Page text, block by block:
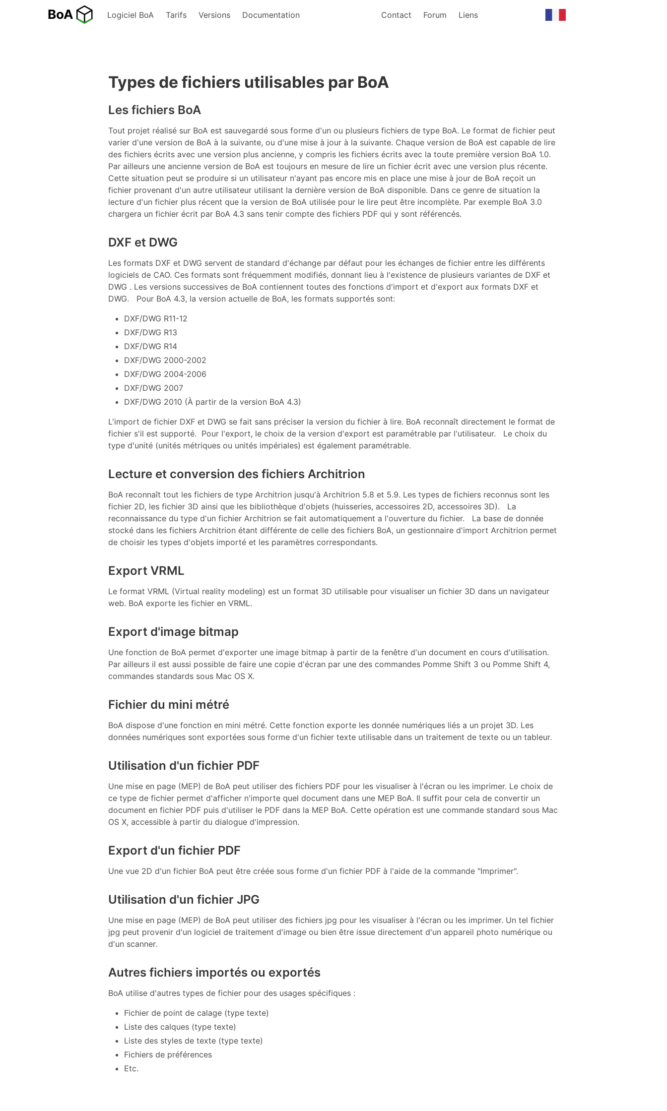
Logiciel BoA Tarifs Versions Documentation Contact Forum Liens
Types de fichiers utilisables par BoA
Les fichiers BoA
Tout projet réalisé sur BoA est sauvegardé sous forme d'un ou plusieurs fichiers de type BoA. Le format de fichier peut
varier d'une version de BoA à la suivante, ou d'une mise à jour à la suivante. Chaque version de BoA est capable de lire
des fichiers écrits avec une version plus ancienne, y compris les fichiers écrits avec la toute première version BoA 1.0.
Par ailleurs une ancienne version de BoA est toujours en mesure de lire un fichier écrit avec une version plus récente.
Cette situation peut se produire si un utilisateur n'ayant pas encore mis en place une mise à jour de BoA reçoit un
fichier provenant d'un autre utilisateur utilisant la dernière version de BoA disponible. Dans ce genre de situation la
lecture d'un fichier plus récent que la version de BoA utilisée pour le lire peut être incomplète. Par exemple BoA 3.0
chargera un fichier écrit par BoA 4.3 sans tenir compte des fichiers PDF qui y sont référencés.
DXF et DWG
Les formats DXF et DWG servent de standard d'échange par défaut pour les échanges de fichier entre les différents
logiciels de CAO. Ces formats sont fréquemment modifiés, donnant lieu à l'existence de plusieurs variantes de DXF et
DWG . Les versions successives de BoA contiennent toutes des fonctions d'import et d'export aux formats DXF et
DWG. Pour BoA 4.3, la version actuelle de BoA, les formats supportés sont:
DXF/DWG R11-12
DXF/DWG R13
DXF/DWG R14
DXF/DWG 2000-2002
DXF/DWG 2004-2006
DXF/DWG 2007
DXF/DWG 2010 (À partir de la version BoA 4.3)
L'import de fichier DXF et DWG se fait sans préciser la version du fichier à lire. BoA reconnaît directement le format de
fichier s'il est supporté. Pour l'export, le choix de la version d'export est paramétrable par l'utilisateur. Le choix du
type d'unité (unités métriques ou unités impériales) est également paramétrable.
Lecture et conversion des fichiers Architrion
BoA reconnaît tout les fichiers de type Architrion jusqu'à Architrion 5.8 et 5.9. Les types de fichiers reconnus sont les
fichier 2D, les fichier 3D ainsi que les bibliothèque d'objets (huisseries, accessoires 2D, accessoires 3D). La
reconnaissance du type d'un fichier Architrion se fait automatiquement a l'ouverture du fichier. La base de donnée
stocké dans les fichiers Architrion étant différente de celle des fichiers BoA, un gestionnaire d'import Architrion permet
de choisir les types d'objets importé et les paramètres correspondants.
Export VRML
Le format VRML (Virtual reality modeling) est un format 3D utilisable pour visualiser un fichier 3D dans un navigateur
web. BoA exporte les fichier en VRML.
Export d'image bitmap
Une fonction de BoA permet d'exporter une image bitmap à partir de la fenêtre d'un document en cours d'utilisation.
Par ailleurs il est aussi possible de faire une copie d'écran par une des commandes Pomme Shift 3 ou Pomme Shift 4,
commandes standards sous Mac OS X.
Fichier du mini métré
BoA dispose d'une fonction en mini métré. Cette fonction exporte les donnée numériques liés a un projet 3D. Les
données numériques sont exportées sous forme d'un fichier texte utilisable dans un traitement de texte ou un tableur.
Utilisation d'un fichier PDF
Une mise en page (MEP) de BoA peut utiliser des fichiers PDF pour les visualiser à l'écran ou les imprimer. Le choix de
ce type de fichier permet d'afficher n'importe quel document dans une MEP BoA. Il suffit pour cela de convertir un
document en fichier PDF puis d'utiliser le PDF dans la MEP BoA. Cette opération est une commande standard sous Mac
OS X, accessible à partir du dialogue d'impression.
Export d'un fichier PDF
Une vue 2D d'un fichier BoA peut être créée sous forme d'un fichier PDF à l'aide de la commande "Imprimer".
Utilisation d'un fichier JPG
Une mise en page (MEP) de BoA peut utiliser des fichiers jpg pour les visualiser à l'écran ou les imprimer. Un tel fichier
jpg peut provenir d'un logiciel de traitement d'image ou bien être issue directement d'un appareil photo numérique ou
d'un scanner.
Autres fichiers importés ou exportés
BoA utilise d'autres types de fichier pour des usages spécifiques :
Fichier de point de calage (type texte)
Liste des calques (type texte)
Liste des styles de texte (type texte)
Fichiers de préférences
Etc.